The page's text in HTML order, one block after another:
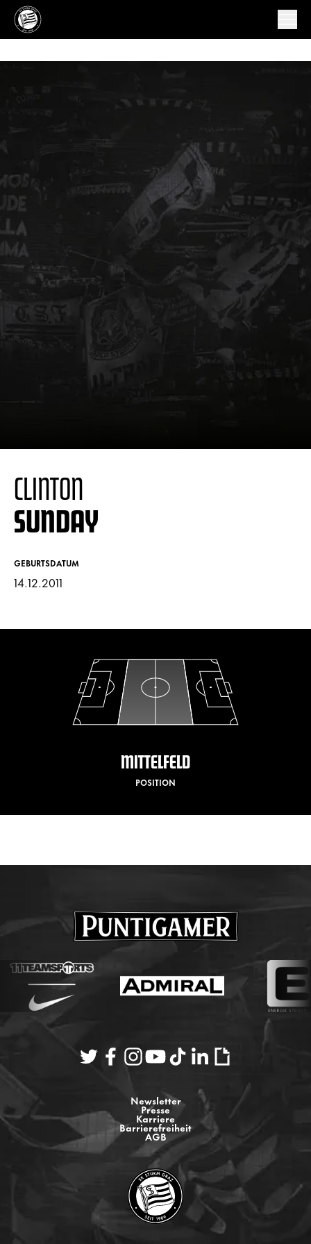
CLINTON
SUNDAY
GEBURTSDATUM
14.12.2011
MITTELFELD
POSITION
Newsletter
Presse
Karriere
Barrierefreiheit
AGB